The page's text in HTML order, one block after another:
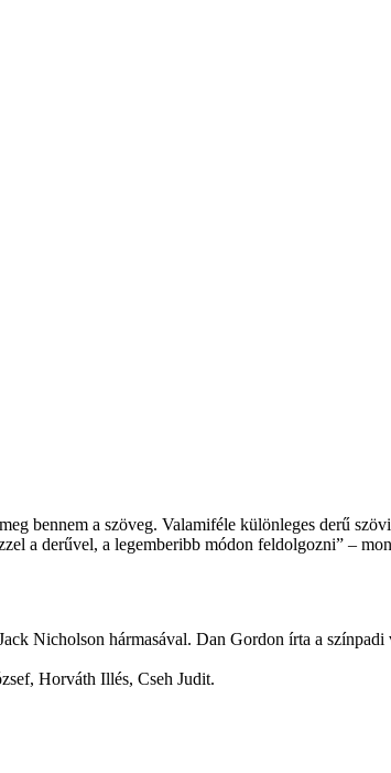
bennem a szöveg. Valamiféle különleges derű
a derűvel, a legemberibb módon feldolgozni” –
Nicholson hármasával. Dan Gordon írta a
Horváth Illés, Cseh Judit.